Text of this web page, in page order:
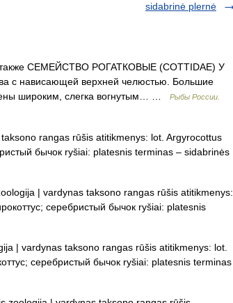
sidabrinė plernė
СЕМЕЙСТВО РОГАТКОВЫЕ (COTTIDAE) У
с нависающей верхней челюстью. Большие
широким, слегка вогнутым… …
Рыбы России.
rangas rūšis atitikmenys: lot. Argyrocottus
бычок ryšiai: platesnis terminas – sidabrinės
| vardynas taksono rangas rūšis atitikmenys:
серебристый бычок ryšiai: platesnis
| vardynas taksono rangas rūšis atitikmenys: lot.
серебристый бычок ryšiai: platesnis terminas